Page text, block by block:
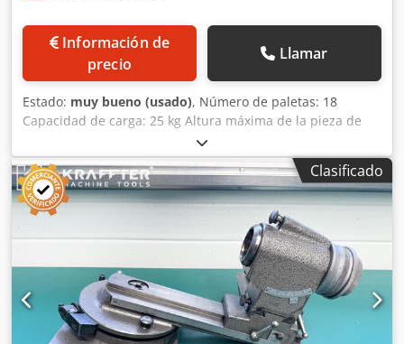
Información de
precio
Llamar
Estado: muy bueno (usado), Número de paletas: 18
Capacidad de carga: 25 kg Altura máxima de la pieza de
trabajo: 350 mm Diámetro máximo de la pieza de trabajo:
230 mm Varios accesorios Dodpfx Aheilp Euj Dowa
MARCELS MASCHINEN AG
Clasificado